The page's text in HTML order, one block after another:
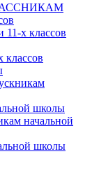
х классов
классов
школы
начальной
школы